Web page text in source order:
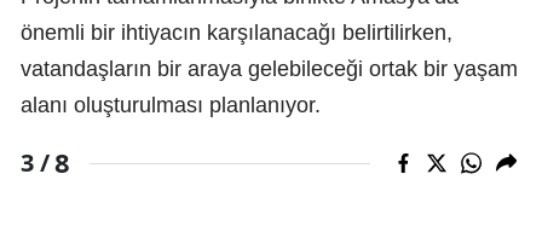
önemli bir ihtiyacın karşılanacağı belirtilirken,
vatandaşların bir araya gelebileceği ortak bir yaşam
alanı oluşturulması planlanıyor.
3 /8